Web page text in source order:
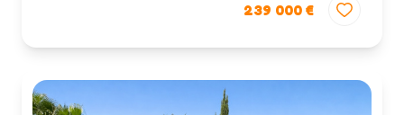
239 000 €